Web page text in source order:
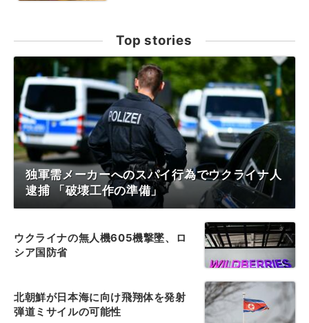
Top stories
独軍需メーカーへのスパイ行為でウクライナ人
逮捕 「破壊工作の準備」
ウクライナの無人機605機撃墜、ロ
シア国防省
北朝鮮が日本海に向け飛翔体を発射
弾道ミサイルの可能性